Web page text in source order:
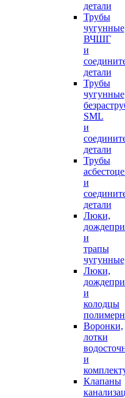
детали
Трубы
чугунные
ВЧШГ
и
детали
Трубы
чугунные
SML
и
детали
Трубы
и
детали
Люки,
и
трапы
чугунные
Люки,
и
колодцы
Воронки,
лотки
и
Клапаны